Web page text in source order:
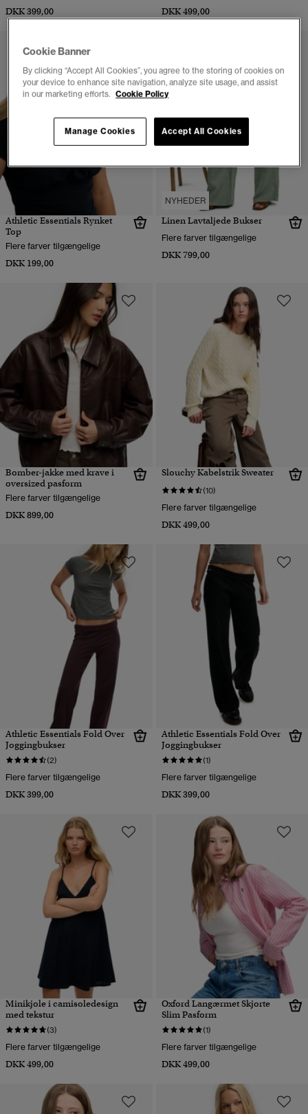
DKK 399,00 DKK 499,00
Athletic Essentials Rynket
Top
Flere farver tilgængelige
DKK 199,00
NYHEDER
Linen Lavtaljede Bukser
Flere farver tilgængelige
DKK 799,00
Bomber-jakke med krave i
oversized pasform
Flere farver tilgængelige
DKK 899,00
Slouchy Kabelstrik Sweater
(10)
Flere farver tilgængelige
DKK 499,00
Athletic Essentials Fold Over
Joggingbukser
(2)
Flere farver tilgængelige
DKK 399,00
Athletic Essentials Fold Over
Joggingbukser
(1)
Flere farver tilgængelige
DKK 399,00
Minikjole i camisoledesign
med tekstur
(3)
Flere farver tilgængelige
DKK 499,00
Oxford Langærmet Skjorte
Slim Pasform
(1)
Flere farver tilgængelige
DKK 499,00
Cookie Banner
By clicking “Accept All Cookies”, you agree to the storing of cookies on
your device to enhance site navigation, analyze site usage, and assist
in our marketing efforts. Cookie Policy
Accept All Cookies
Manage Cookies